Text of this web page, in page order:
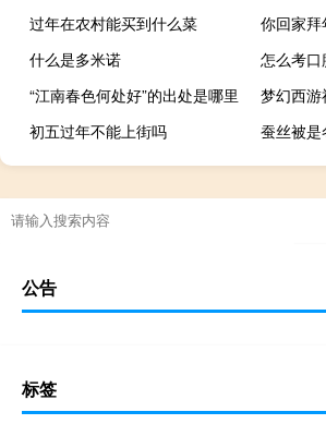
过年在农村能买到什么菜
你回家拜
什么是多米诺
怎么考
“江南春色何处好”的出处是哪里
梦幻西
初五过年不能上街吗
蚕丝被
公告
标签